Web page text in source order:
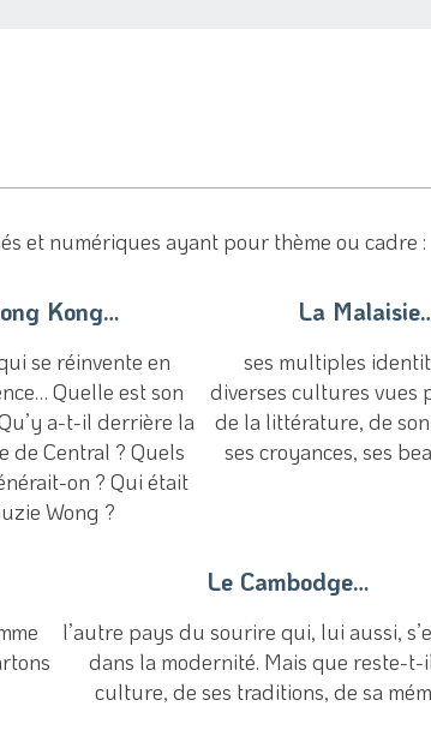
et numériques ayant pour thème ou cadre :
Kong…
se réinvente en
Quelle est son
a-t-il derrière la
de Central ? Quels
on ? Qui était
Wong ?
La
ses multiples
diverses cultures vues
de la littérature, de
ses croyances, ses
Le Cambodge…
l’autre pays du sourire qui, lui aussi,
dans la modernité. Mais que reste-t-
culture, de ses traditions, de sa